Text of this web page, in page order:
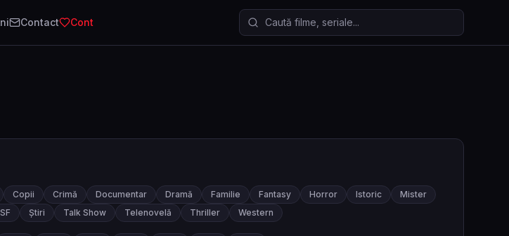
Contact Cont Caută filme și seriale
Copii Crimă Documentar Dramă Familie Fantasy Horror Istoric
Mister
SF Știri Talk Show Telenovelă Thriller Western